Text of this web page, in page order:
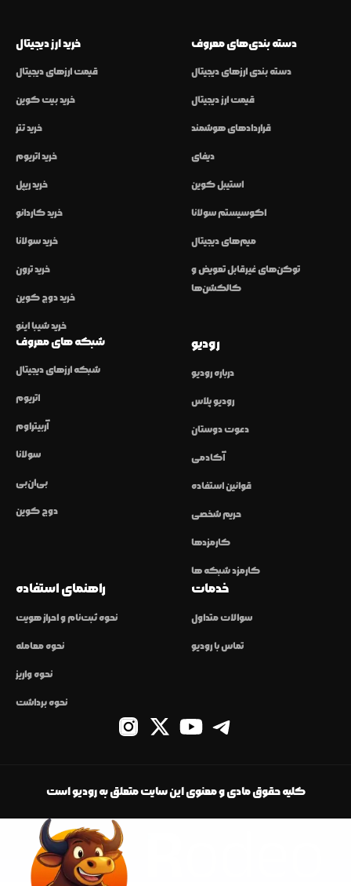
خرید ارز دیجیتال
قیمت ارزهای دیجیتال
خرید بیت کوین
خرید تتر
خرید اتریوم
خرید ریپل
خرید کاردانو
خرید سولانا
خرید ترون
خرید دوج کوین
خرید شیبا اینو
دسته بندی‌های معروف
دسته بندی ارزهای دیجیتال
قیمت ارز دیجیتال
قراردادهای هوشمند
دیفای
استیبل کوین
اکوسیستم سولانا
میم‌های دیجیتال
توکن‌های غیرقابل تعویض و
کالکشن‌ها
شبکه های معروف
شبکه ارزهای دیجیتال
اتریوم
آربیتراوم
سولانا
بی‌ان‌بی
دوج کوین
رودیو
درباره رودیو
رودیو پلاس
دعوت دوستان
آکادمی
قوانین استفاده
حریم شخصی
کارمزدها
کارمزد شبکه ها
راهنمای استفاده
نحوه ثبت‌نام و احراز هویت
نحوه معامله
نحوه واریز
نحوه برداشت
خدمات
سوالات متداول
تماس با رودیو
کلیه حقوق مادی و معنوی این سایت متعلق به رودیو است